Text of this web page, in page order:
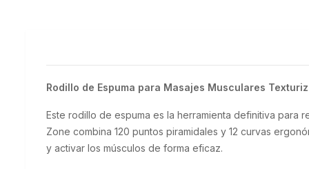
Rodillo de Espuma para Masajes Musculares
Este rodillo de espuma es la herramienta definitiva para
Zone combina 120 puntos piramidales y 12 curvas
y activar los músculos de forma eficaz.